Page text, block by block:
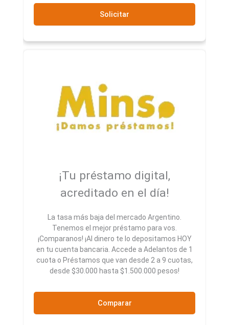
Solicitar
¡Tu préstamo digital,
acreditado en el día!
La tasa más baja del mercado Argentino.
Tenemos el mejor préstamo para vos.
¡Comparanos! ¡Al dinero te lo depositamos HOY
en tu cuenta bancaria. Accede a Adelantos de 1
cuota o Préstamos que van desde 2 a 9 cuotas,
desde $30.000 hasta $1.500.000 pesos!
Comparar